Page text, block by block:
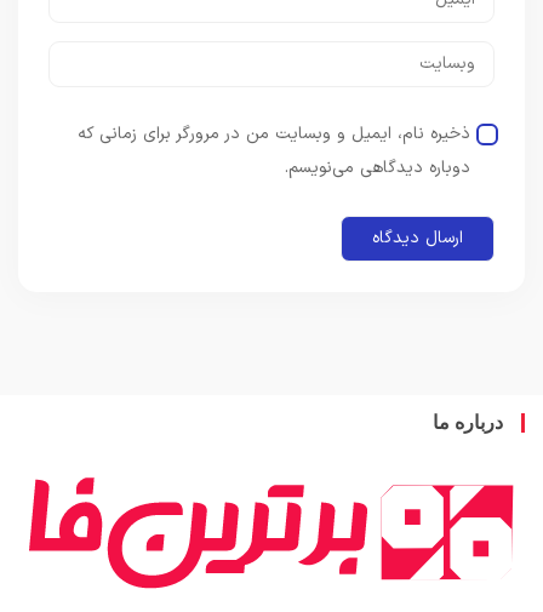
ذخیره نام، ایمیل و وبسایت من در مرورگر برای زمانی که
دوباره دیدگاهی می‌نویسم.
ما